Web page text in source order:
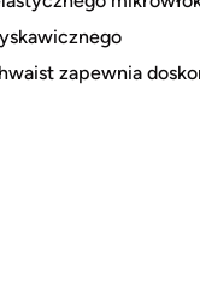
zapewnia